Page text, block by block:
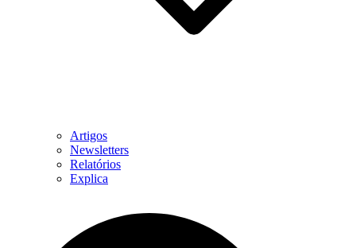
Artigos
Newsletters
Relatórios
Explica